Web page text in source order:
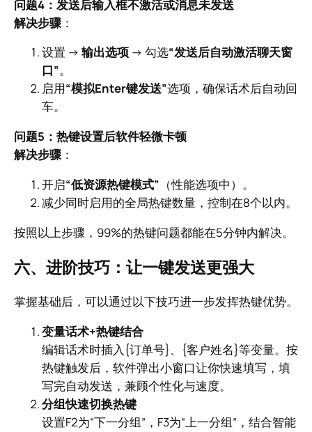
问题4：发送后输入框不激活或消息未发送
解决步骤：
设置 → 输出选项 → 勾选“发送后自动激活聊天窗
口”。
启用“模拟Enter键发送”选项，确保话术后自动回
车。
问题5：热键设置后软件轻微卡顿
解决步骤：
开启“低资源热键模式” （性能选项中）。
减少同时启用的全局热键数量，控制在8个以内。
按照以上步骤，99%的热键问题都能在5分钟内解决。
六、进阶技巧：让一键发送更强大
掌握基础后，可以通过以下技巧进一步发挥热键优势。
变量话术+热键结合
编辑话术时插入{订单号}、{客户姓名}等变量。按
热键触发后，软件弹出小窗口让你快速填写，填
写完自动发送，兼顾个性化与速度。
分组快速切换热键
设置F2为“下一分组”，F3为“上一分组”，结合智能